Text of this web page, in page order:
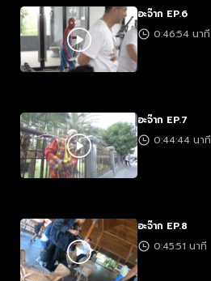
อะจ๊าก EP.6
0:46:54 นาที
อะจ๊าก EP.7
0:44:44 นาที
อะจ๊าก EP.8
0:45:51 นาที